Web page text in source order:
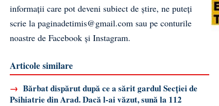
informații care pot deveni subiect de știre, ne puteți
scrie la paginadetimis@gmail.com sau pe conturile
noastre de Facebook și Instagram.
Articole similare
→ Bărbat dispărut după ce a sărit gardul Secției de
Psihiatrie din Arad. Dacă l-ai văzut, sună la 112